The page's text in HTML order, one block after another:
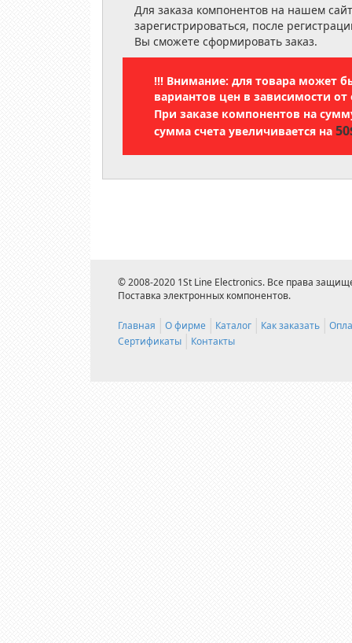
Для заказа компонентов на нашем
зарегистрироваться, после
Вы сможете сформировать заказ.
!!! Внимание: для товара может
вариантов цен в зависимости от
При заказе компонентов на
сумма счета увеличивается на
© 2008-2020 1St Line Electronics. Все права
Поставка электронных компонентов.
Главная О фирме Каталог Как заказать
Сертификаты
Контакты